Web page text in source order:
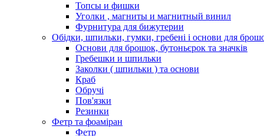
Топсы и фишки
Уголки , магниты и магнитный винил
Фурнитура для бижутерии
Обідки, шпильки, гумки, гребені і основи для
Основи для брошок, бутоньєрок та значків
Гребешки и шпильки
Заколки ( шпильки ) та основи
Краб
Обручі
Пов'язки
Резинки
Фетр та фоаміран
Фетр